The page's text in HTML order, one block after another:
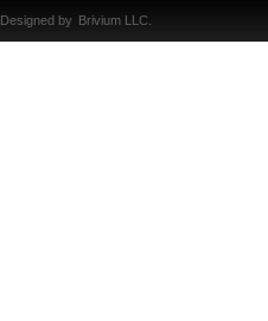
Designed by Brivium LLC.